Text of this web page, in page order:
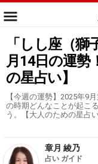
「しし座（
月14日の運勢
の星占い】
【今週の運勢】2025年9
の時期どんなことが起こ
う。【大人のための星占
章月 綾乃
占い ガイド